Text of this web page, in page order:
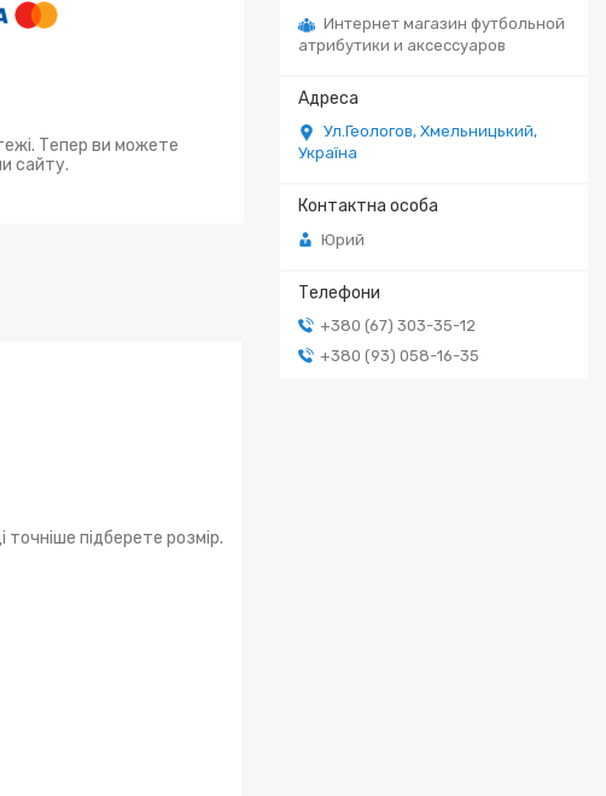
Интернет магазин футбольной
атрибутики и аксессуаров
Ул.Геологов, Хмельницький,
Україна
Юрий
+380 (67) 303-35-12
+380 (93) 058-16-35
Тепер ви можете
сайту.
підберете розмір.